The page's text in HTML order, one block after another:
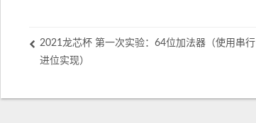
2021龙芯杯 第一次实验：64位加法器（使用串行
进位实现）